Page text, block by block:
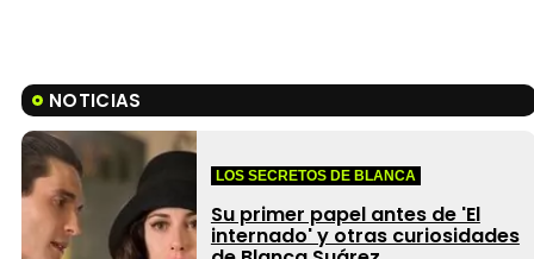
NOTICIAS
LOS SECRETOS DE BLANCA
Su primer papel antes de 'El
internado' y otras curiosidades